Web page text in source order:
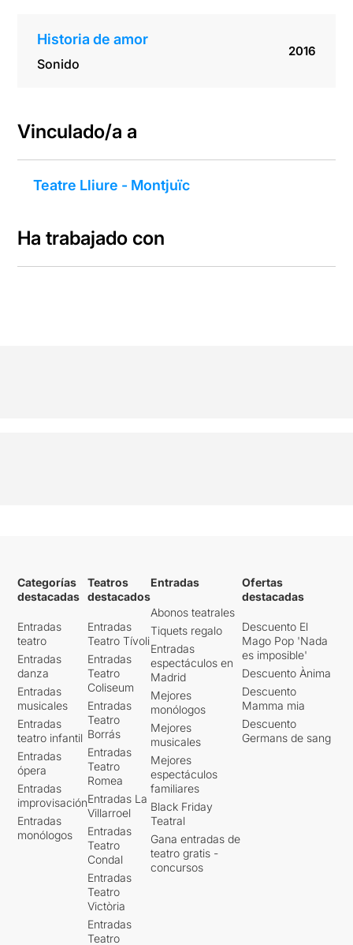
Historia de amor
Sonido
2016
Vinculado/a a
Teatre Lliure - Montjuïc
Ha trabajado con
Categorías
destacadas
Entradas
teatro
Entradas
danza
Entradas
musicales
Entradas
teatro infantil
Entradas
ópera
Entradas
improvisación
Entradas
monólogos
Teatros
destacados
Entradas
Teatro Tívoli
Entradas
Teatro
Coliseum
Entradas
Teatro
Borrás
Entradas
Teatro
Romea
Entradas La
Villarroel
Entradas
Teatro
Condal
Entradas
Teatro
Victòria
Entradas
Teatro
Entradas
Abonos teatrales
Tiquets regalo
Entradas
espectáculos en
Madrid
Mejores
monólogos
Mejores
musicales
Mejores
espectáculos
familiares
Black Friday
Teatral
Gana entradas de
teatro gratis -
concursos
Ofertas
destacadas
Descuento El
Mago Pop 'Nada
es imposible'
Descuento Ànima
Descuento
Mamma mia
Descuento
Germans de sang